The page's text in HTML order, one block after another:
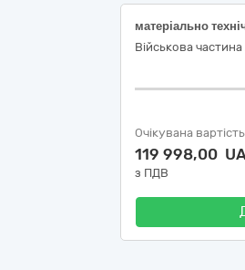
Військова
Очікувана вартість
119 998,00
з ПДВ